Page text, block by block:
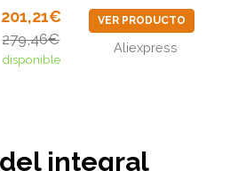
201,21€
279,46€
disponible
VER PRODUCTO
Aliexpress
integral